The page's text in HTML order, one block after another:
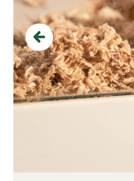
Previous